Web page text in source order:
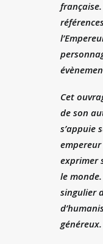
Cet
de son
s’appuie
exprimer
le
singulier
généreux.